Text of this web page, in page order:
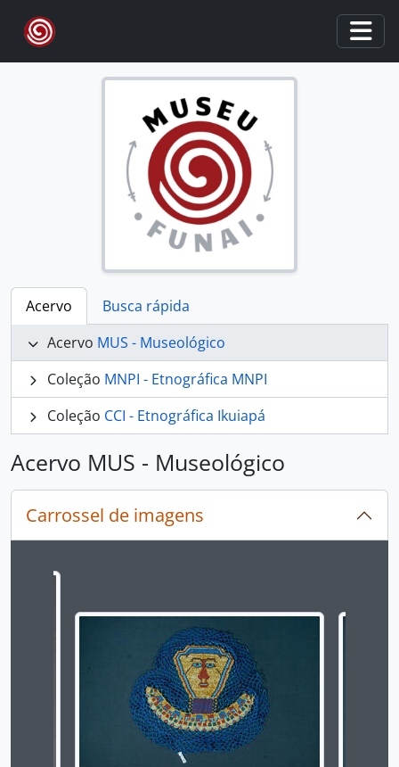
Skip to main content
Acervo
Busca rápida
Acervo MUS - Museológico
Coleção MNPI - Etnográfica MNPI
Coleção CCI - Etnográfica Ikuiapá
Acervo MUS - Museológico
Carrossel de imagens
Ao alterar o slide atual deste carrossel, o título da